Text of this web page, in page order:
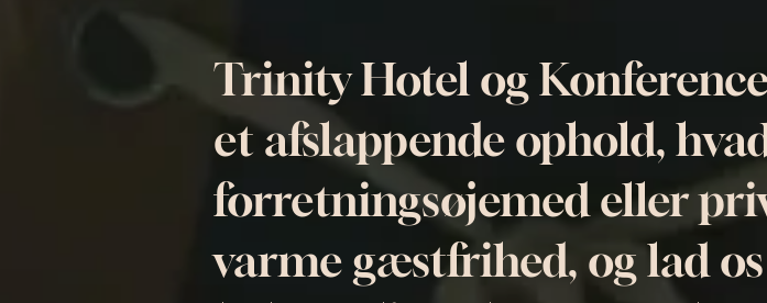
Trinity Hotel og
et afslappende ophold,
forretningsøjemed eller
varme gæstfrihed, og lad